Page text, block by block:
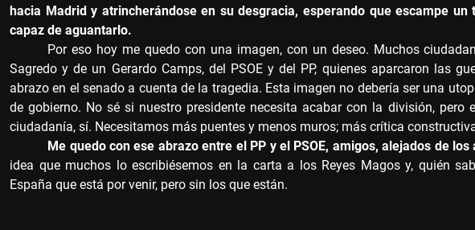
hacia Madrid y atrincherándose en su desgracia, esperando que escampe
capaz de aguantarlo.
Por eso hoy me quedo con una imagen, con un deseo. Muchos
Sagredo y de un Gerardo Camps, del PSOE y del PP, quienes aparcaron las
abrazo en el senado a cuenta de la tragedia. Esta imagen no debería ser una
de gobierno. No sé si nuestro presidente necesita acabar con la división, pero
ciudadanía, sí. Necesitamos más puentes y menos muros; más crítica
Me quedo con ese abrazo entre el PP y el PSOE, amigos, alejados de
idea que muchos lo escribiésemos en la carta a los Reyes Magos y, quién
España que está por venir, pero sin los que están.